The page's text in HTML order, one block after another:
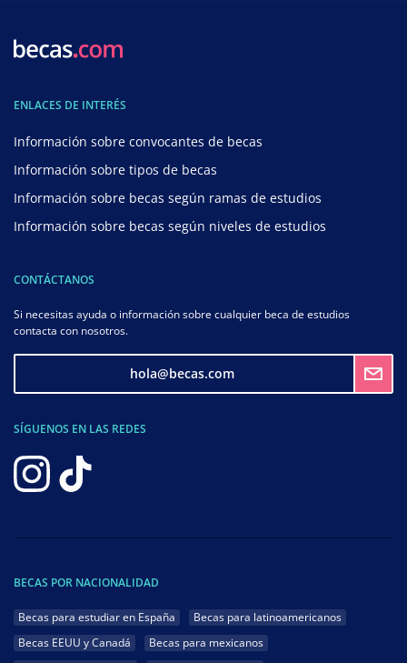
ENLACES DE INTERÉS
Información sobre convocantes de becas
Información sobre tipos de becas
Información sobre becas según ramas de estudios
Información sobre becas según niveles de estudios
CONTÁCTANOS
Si necesitas ayuda o información sobre cualquier beca de estudios
contacta con nosotros.
hola@becas.com
SÍGUENOS EN LAS REDES
BECAS POR NACIONALIDAD
Becas para estudiar en España
Becas para latinoamericanos
Becas EEUU y Canadá
Becas para mexicanos